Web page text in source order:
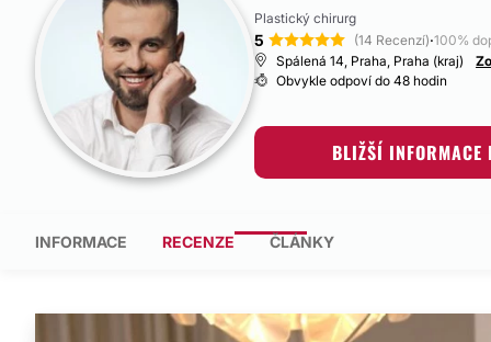
Plastický chirurg
5 (14 Recenzí)·100%
Spálená 14, Praha, Praha (kraj)
Obvykle odpoví do 48 hodin
BLIŽŠÍ INFORMACE
INFORMACE RECENZE ČLÁNKY